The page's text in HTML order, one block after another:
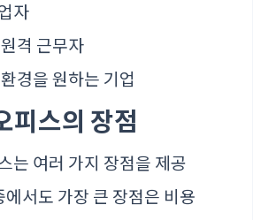
자
격 근무자
경을 원하는 기업
피스의 장점
는 여러 가지 장점을 제공
에서도 가장 큰 장점은 비용